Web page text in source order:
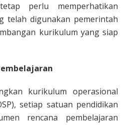
perlu memperhatikan
telah digunakan pemerintah
kurikulum yang siap
kurikulum operasional
setiap satuan pendidikan
rencana pembelajaran